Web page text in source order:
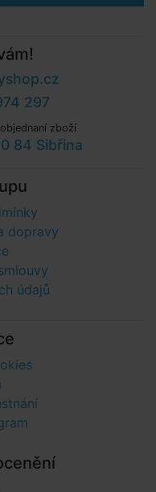
297
zboží
84 Sibřina
dopravy
údajů